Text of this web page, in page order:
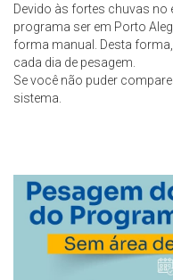
Devido às fortes chuvas no
programa ser em Porto
forma manual. Desta
cada dia de pesagem.
Se você não puder
sistema.